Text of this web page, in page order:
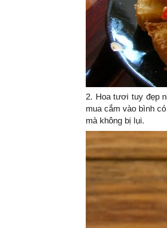
2. Hoa tươi tuy đẹp
mua cắm vào bình
mà không bị lụi.